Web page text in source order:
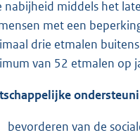
nabijheid middels het
met een
drie etmalen
van 52 etmalen op
bevorderen van de